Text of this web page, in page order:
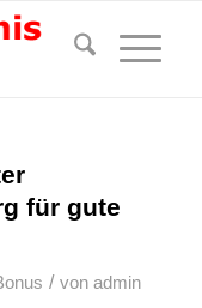
für gute
/ von admin